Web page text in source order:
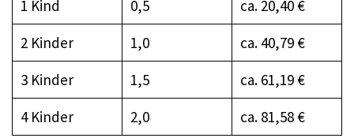
1 Kind 0,5
ca. 20,40 €
2 Kinder
1,0
ca. 40,79 €
3 Kinder
1,5
ca. 61,19 €
4 Kinder
2,0 ca. 81,58 €